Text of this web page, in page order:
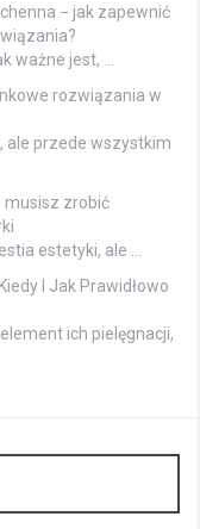
− jak zapewnić
ważne jest, …
rozwiązania w
ale przede wszystkim
musisz zrobić
estetyki, ale …
I Jak Prawidłowo
ich pielęgnacji,